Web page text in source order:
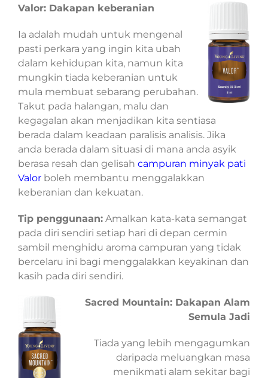
Valor: Dakapan keberanian
Ia adalah mudah untuk mengenal
pasti perkara yang ingin kita ubah
dalam kehidupan kita, namun kita
mungkin tiada keberanian untuk
mula membuat sebarang perubahan.
Takut pada halangan, malu dan
kegagalan akan menjadikan kita sentiasa
berada dalam keadaan paralisis analisis. Jika
anda berada dalam situasi di mana anda asyik
berasa resah dan gelisah campuran minyak pati
Valor boleh membantu menggalakkan
keberanian dan kekuatan.
Tip penggunaan: Amalkan kata-kata semangat
pada diri sendiri setiap hari di depan cermin
sambil menghidu aroma campuran yang tidak
bercelaru ini bagi menggalakkan keyakinan dan
kasih pada diri sendiri.
Sacred Mountain: Dakapan Alam
Semula Jadi
Tiada yang lebih mengagumkan
daripada meluangkan masa
menikmati alam sekitar bagi